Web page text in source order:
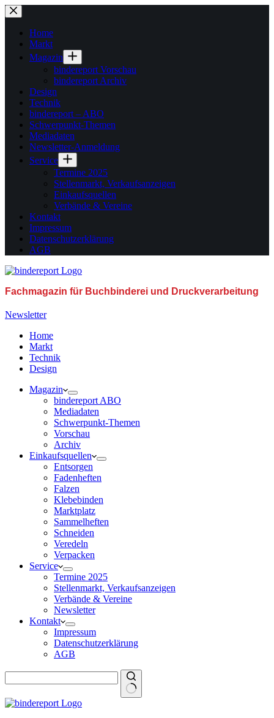
Zum
Inhalt
springenHome
Markt
Magazin
bindereport Vorschau
bindereport Archiv
Design
Technik
bindereport – ABO
Schwerpunkt-Themen
Mediadaten
Newsletter-Anmeldung
Service
Termine 2025
Stellenmarkt, Verkaufsanzeigen
Einkaufsquellen
Verbände & Vereine
Kontakt
Impressum
Datenschutzerklärung
AGB
Fachmagazin für Buchbinderei und Druckverarbeitung
Newsletter
Home
Markt
Technik
Design
Magazin
bindereport ABO
Mediadaten
Schwerpunkt-Themen
Vorschau
Archiv
Einkaufsquellen
Entsorgen
Fadenheften
Falzen
Klebebinden
Marktplatz
Sammelheften
Schneiden
Veredeln
Verpacken
Service
Termine 2025
Stellenmarkt, Verkaufsanzeigen
Verbände & Vereine
Newsletter
Kontakt
Impressum
Datenschutzerklärung
AGB